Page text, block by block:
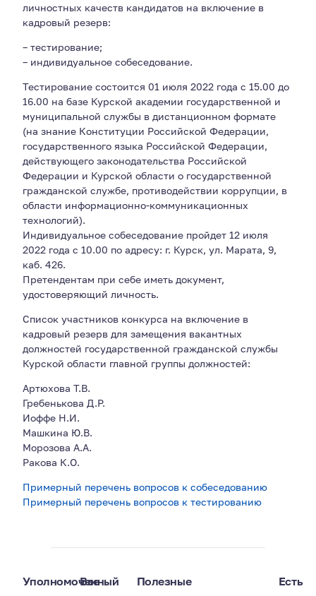
личностных качеств кандидатов на включение в
кадровый резерв:
– тестирование;
– индивидуальное собеседование.
Тестирование состоится 01 июля 2022 года с 15.00 до
16.00 на базе Курской академии государственной и
муниципальной службы в дистанционном формате
(на знание Конституции Российской Федерации,
государственного языка Российской Федерации,
действующего законодательства Российской
Федерации и Курской области о государственной
гражданской службе, противодействии коррупции, в
области информационно-коммуникационных
технологий).
Индивидуальное собеседование пройдет 12 июля
2022 года с 10.00 по адресу: г. Курск, ул. Марата, 9,
каб. 426.
Претендентам при себе иметь документ,
удостоверяющий личность.
Список участников конкурса на включение в
кадровый резерв для замещения вакантных
должностей государственной гражданской службы
Курской области главной группы должностей:
Артюхова Т.В.
Гребенькова Д.Р.
Иоффе Н.И.
Машкина Ю.В.
Морозова А.А.
Ракова К.О.
Примерный перечень вопросов к собеседованию
Примерный перечень вопросов к тестированию
Уполномоченный
Все
Полезные
Есть